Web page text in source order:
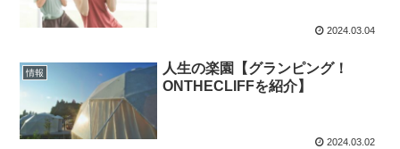
2024.03.04
情報
人生の楽園【グランピング！
ONTHECLIFFを紹介】
2024.03.02